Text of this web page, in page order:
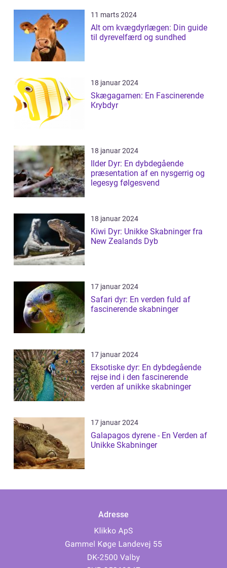
11 marts 2024
Alt om kvægdyrlægen: Din guide
til dyrevelfærd og sundhed
18 januar 2024
Skægagamen: En Fascinerende
Krybdyr
18 januar 2024
Ilder Dyr: En dybdegående
præsentation af en nysgerrig og
legesyg følgesvend
18 januar 2024
Kiwi Dyr: Unikke Skabninger fra
New Zealands Dyb
17 januar 2024
Safari dyr: En verden fuld af
fascinerende skabninger
17 januar 2024
Eksotiske dyr: En dybdegående
rejse ind i den fascinerende
verden af unikke skabninger
17 januar 2024
Galapagos dyrene - En Verden af
Unikke Skabninger
Adresse